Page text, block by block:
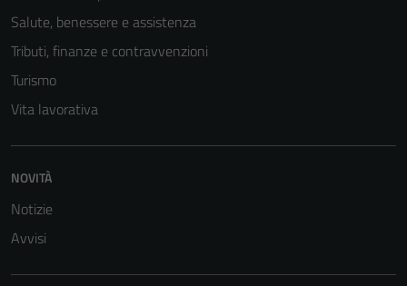
Salute, benessere e assistenza
Tributi, finanze e contravvenzioni
Turismo
Vita lavorativa
NOVITÀ
Notizie
Avvisi